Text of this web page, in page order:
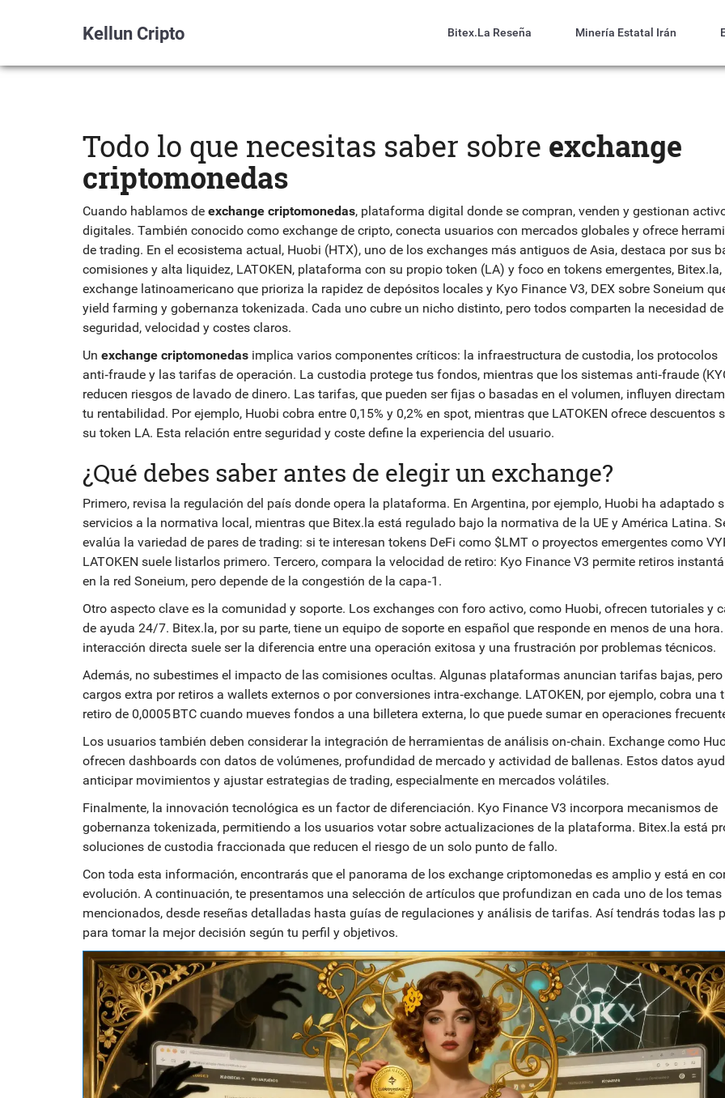
Kellun Cripto Bitex.la Reseña Minería Estatal Irán
Todo lo que necesitas saber sobre exchange
criptomonedas
Cuando hablamos de exchange criptomonedas, plataforma digital donde se compran, venden y gestionan
digitales. También conocido como exchange de cripto, conecta usuarios con mercados globales y ofrece
de trading. En el ecosistema actual, Huobi (HTX), uno de los exchanges más antiguos de Asia, destaca por sus
comisiones y alta liquidez, LATOKEN, plataforma con su propio token (LA) y foco en tokens emergentes, Bitex.la,
exchange latinoamericano que prioriza la rapidez de depósitos locales y Kyo Finance V3, DEX sobre Soneium
yield farming y gobernanza tokenizada. Cada uno cubre un nicho distinto, pero todos comparten la necesidad de
seguridad, velocidad y costes claros.
Un exchange criptomonedas implica varios componentes críticos: la infraestructura de custodia, los protocolos
anti‑fraude y las tarifas de operación. La custodia protege tus fondos, mientras que los sistemas anti‑fraude
reducen riesgos de lavado de dinero. Las tarifas, que pueden ser fijas o basadas en el volumen, influyen
tu rentabilidad. Por ejemplo, Huobi cobra entre 0,15% y 0,2% en spot, mientras que LATOKEN ofrece descuentos
su token LA. Esta relación entre seguridad y coste define la experiencia del usuario.
¿Qué debes saber antes de elegir un exchange?
Primero, revisa la regulación del país donde opera la plataforma. En Argentina, por ejemplo, Huobi ha adaptado
servicios a la normativa local, mientras que Bitex.la está regulado bajo la normativa de la UE y América Latina.
evalúa la variedad de pares de trading: si te interesan tokens DeFi como $LMT o proyectos emergentes como
LATOKEN suele listarlos primero. Tercero, compara la velocidad de retiro: Kyo Finance V3 permite retiros
en la red Soneium, pero depende de la congestión de la capa‑1.
Otro aspecto clave es la comunidad y soporte. Los exchanges con foro activo, como Huobi, ofrecen tutoriales y
de ayuda 24/7. Bitex.la, por su parte, tiene un equipo de soporte en español que responde en menos de una
interacción directa suele ser la diferencia entre una operación exitosa y una frustración por problemas técnicos.
Además, no subestimes el impacto de las comisiones ocultas. Algunas plataformas anuncian tarifas bajas,
cargos extra por retiros a wallets externos o por conversiones intra‑exchange. LATOKEN, por ejemplo, cobra una
retiro de 0,0005 BTC cuando mueves fondos a una billetera externa, lo que puede sumar en operaciones
Los usuarios también deben considerar la integración de herramientas de análisis on‑chain. Exchange como
ofrecen dashboards con datos de volúmenes, profundidad de mercado y actividad de ballenas. Estos datos
anticipar movimientos y ajustar estrategias de trading, especialmente en mercados volátiles.
Finalmente, la innovación tecnológica es un factor de diferenciación. Kyo Finance V3 incorpora mecanismos de
gobernanza tokenizada, permitiendo a los usuarios votar sobre actualizaciones de la plataforma. Bitex.la está
soluciones de custodia fraccionada que reducen el riesgo de un solo punto de fallo.
Con toda esta información, encontrarás que el panorama de los exchange criptomonedas es amplio y está en
evolución. A continuación, te presentamos una selección de artículos que profundizan en cada uno de los temas
mencionados, desde reseñas detalladas hasta guías de regulaciones y análisis de tarifas. Así tendrás todas las
para tomar la mejor decisión según tu perfil y objetivos.